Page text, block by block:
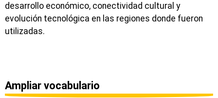
desarrollo económico, conectividad cultural y
evolución tecnológica en las regiones donde fueron
utilizadas.
Ampliar vocabulario